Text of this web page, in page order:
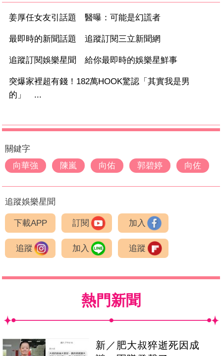
姜厚任女友引話題 醫曝：可能是幻謊者
最即時的新聞話題 追蹤訂閱三立新聞網
追蹤訂閱娛樂星聞 給你最即時的娛樂星鮮事
突爆家裡超有錢！182萬HOOK驚認「其實我是男
的」 ...
關鍵字
向華強
陳嵐 向佑 郭碧婷 向佐
追蹤娛樂星聞
下載APP 訂閱 加入
追蹤 加入 追蹤
熱門新聞
新／肥大叔猝逝死因成